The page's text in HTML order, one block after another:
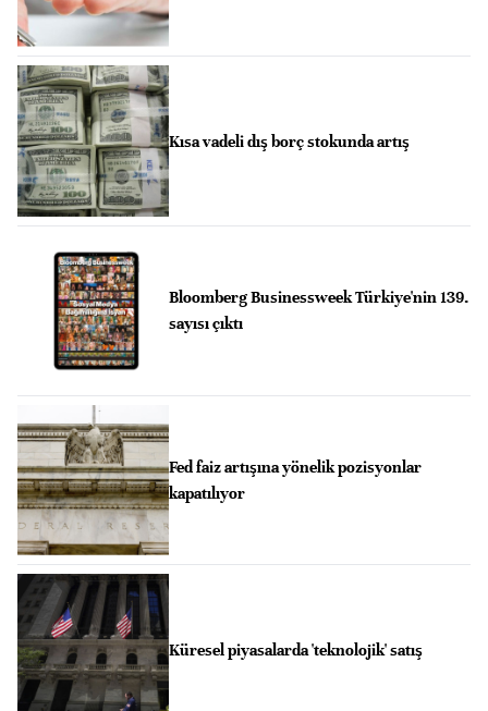
Kısa vadeli dış borç stokunda artış
Bloomberg Businessweek Türkiye'nin 139.
sayısı çıktı
Fed faiz artışına yönelik pozisyonlar
kapatılıyor
Küresel piyasalarda 'teknolojik' satış